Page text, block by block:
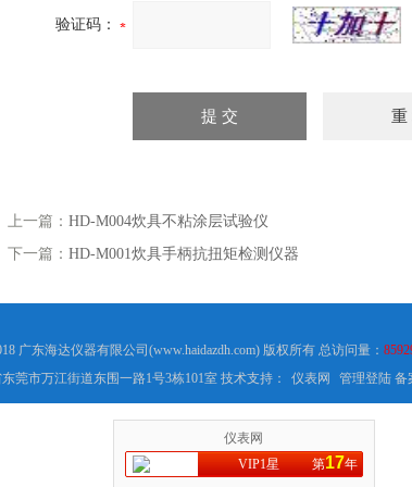
验证码：
上一篇： HD-M004炊具不粘涂层试验仪
下一篇： HD-M001炊具手柄抗扭矩检测仪器
广东海达仪器有限公司(www.haidazdh.com) 版权所有 总访问量：
莞市万江街道东围一路1号3栋101室 技术支持：
仪表网 管理登陆备
仪表网
VIP1星
第17年